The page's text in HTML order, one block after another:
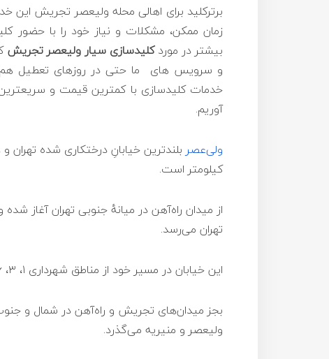
برترکلید برای اهالی محله ولیعصر تجریش
زمان ممکن، مشکلات و نیاز خود را با حضور
بیشتر در موردکلیدسازی سیار ولیعصر تجریش
و سرویس های ما حتی در روزهای تعطیل هم
خدمات کلیدسازی با کمترین قیمت و سریعترین
آوریم.
ولی‌عصر
کیلومتر است.
از میدان راه‌آهن در میانهٔ جنوبی تهران آغاز
تهران می‌رسد.
این خیابان در مسیر خود از مناطق شهرداری ۱، ۳، ۶ و ۱۱ عبور می‌کند.
بجز میدان‌های تجریش و راه‌آهن در شمال و
ولیعصر و منیریه می‌گذرد.